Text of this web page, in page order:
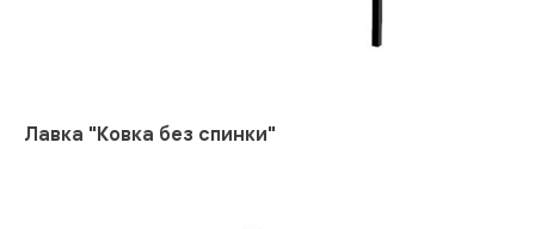
Лавка "Ковка без спинки"